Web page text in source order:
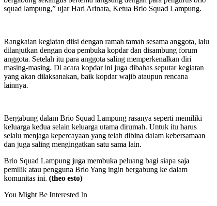
squad lampung,” ujar Hari Arinata, Ketua Brio Squad Lampung.
Rangkaian kegiatan diisi dengan ramah tamah sesama anggota, lalu
dilanjutkan dengan doa pembuka kopdar dan disambung forum
anggota. Setelah itu para anggota saling memperkenalkan diri
masing-masing. Di acara kopdar ini juga dibahas seputar kegiatan
yang akan dilaksanakan, baik kopdar wajib ataupun rencana
lainnya.
Bergabung dalam Brio Squad Lampung rasanya seperti memiliki
keluarga kedua selain keluarga utama dirumah. Untuk itu harus
selalu menjaga kepercayaan yang telah dibina dalam kebersamaan
dan juga saling mengingatkan satu sama lain.
Brio Squad Lampung juga membuka peluang bagi siapa saja
pemilik atau pengguna Brio Yang ingin bergabung ke dalam
komunitas ini. (theo esto)
You Might Be Interested In